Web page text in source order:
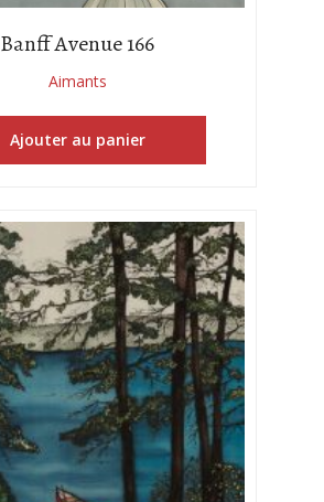
Banff Avenue 166
Aimants
Ajouter au panier